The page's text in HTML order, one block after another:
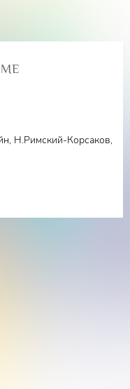
Н.Римский-Корсаков,